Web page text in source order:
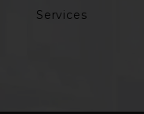
Services